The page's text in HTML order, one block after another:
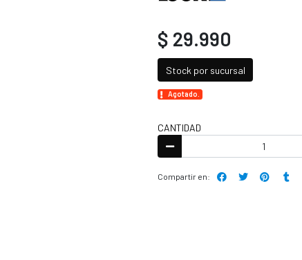
$ 29.990
Stock por sucursal
Agotado.
CANTIDAD
Compartir en: